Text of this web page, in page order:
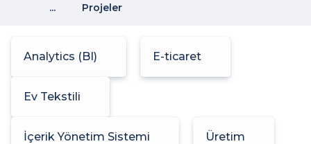
... Projeler
Analytics (BI) E-ticaret
Ev Tekstili
İçerik Yönetim Sistemi Üretim